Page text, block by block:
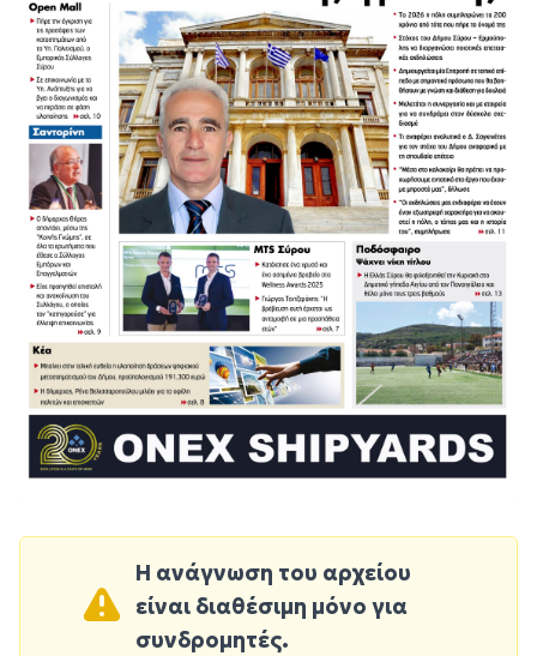
Η ανάγνωση του αρχείου
είναι διαθέσιμη μόνο για
συνδρομητές.